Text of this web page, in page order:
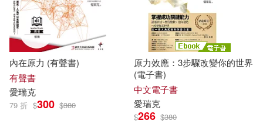
海茵里希(1)
瑞克．韓森、理查．曼度斯(1)
編者)(1)
九韵文化(1)
人民郵電出版社(1) 位佳(1)
保羅文化(1)
內在原力 (有聲書)
有聲書
愛瑞克
79 折 $300 $380
原力效應：3步驟改變你的世界
(電子書)
中文電子書
愛瑞克
$266 $380